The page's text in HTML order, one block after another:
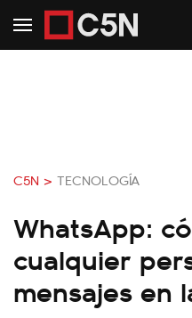
C5N > TECNOLOGÍA
WhatsApp:
cualquier
mensajes en